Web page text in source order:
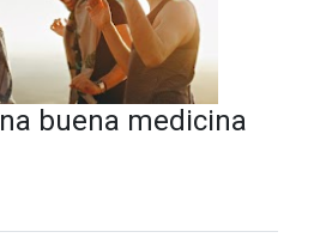
buena medicina